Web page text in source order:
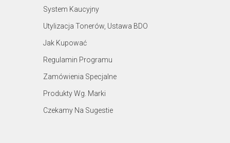
System Kaucyjny
Utylizacja Tonerów, Ustawa BDO
Jak Kupować
Regulamin Programu
Zamówienia Specjalne
Produkty Wg. Marki
Czekamy Na Sugestie